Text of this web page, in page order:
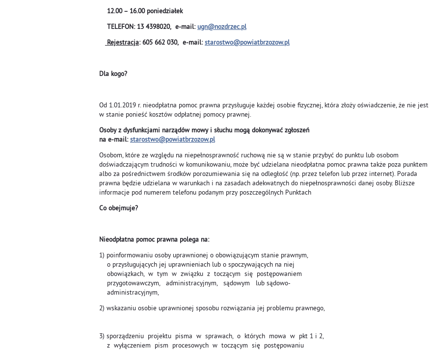
12.00 – 16.00 poniedziałek
TELEFON: 13 4398020, e-mail: ugn@nozdrzec.pl
Rejestracja: 605 662 030, e-mail:starostwo@powiatbrzozow.pl
Dla kogo?
Od 1.01.2019 r. nieodpłatna pomoc prawna przysługuje każdej osobie fizycznej, która złoży oświadczenie, że nie jest
w stanie ponieść kosztów odpłatnej pomocy prawnej.
Osoby z dysfunkcjami narządów mowy i słuchu mogą dokonywać zgłoszeń
na e-mail:starostwo@powiatbrzozow.pl
Osobom, które ze względu na niepełnosprawność ruchową nie są w stanie przybyć do punktu lub osobom
doświadczającym trudności w komunikowaniu, może być udzielana nieodpłatna pomoc prawna także poza punktem
albo za pośrednictwem środków porozumiewania się na odległość (np. przez telefon lub przez internet). Porada
prawna będzie udzielana w warunkach i na zasadach adekwatnych do niepełnosprawności danej osoby. Bliższe
informacje pod numerem telefonu podanym przy poszczególnych Punktach
Co obejmuje?
Nieodpłatna pomoc prawna polega na:
1) poinformowaniu osoby uprawnionej o obowiązującym stanie prawnym,
o przysługujących jej uprawnieniach lub o spoczywających na niej
obowiązkach, w tym w związku z toczącym się postępowaniem
przygotowawczym, administracyjnym, sądowym lub sądowo-
administracyjnym,
2) wskazaniu osobie uprawnionej sposobu rozwiązania jej problemu prawnego,
3) sporządzeniu projektu pisma w sprawach, o których mowa w pkt 1 i 2,
z wyłączeniem pism procesowych w toczącym się postępowaniu